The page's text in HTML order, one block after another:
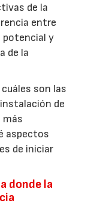
de la
entre
potencial y
de la
son las
de
aspectos
de iniciar
donde la